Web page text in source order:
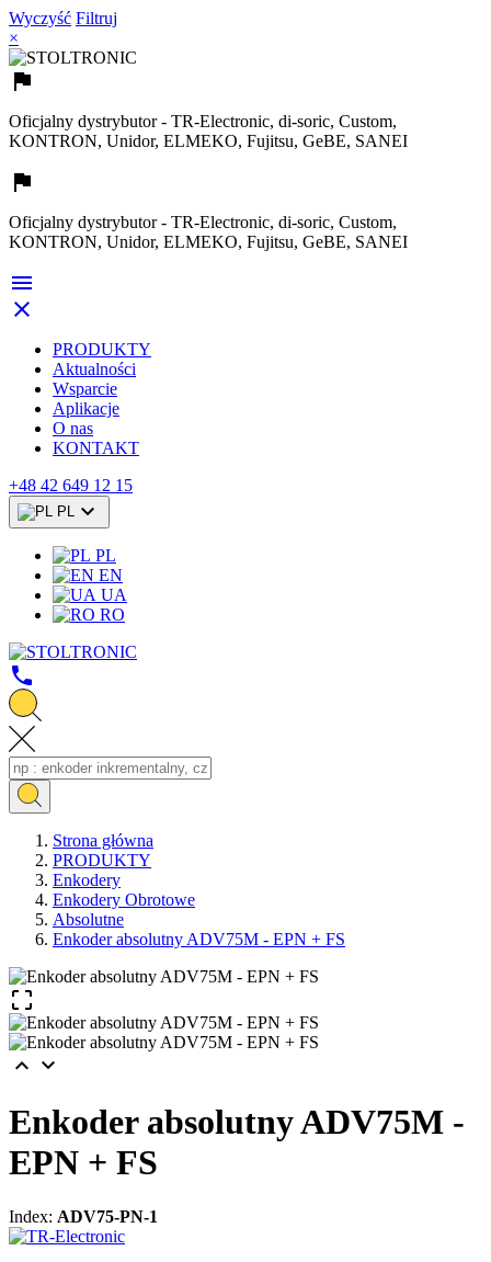
Wyczyść Filtruj
×

Oficjalny dystrybutor - TR-Electronic, di-soric, Custom,
KONTRON, Unidor, ELMEKO, Fujitsu, GeBE, SANEI

Oficjalny dystrybutor - TR-Electronic, di-soric, Custom,
KONTRON, Unidor, ELMEKO, Fujitsu, GeBE, SANEI


PRODUKTY
Aktualności
Wsparcie
Aplikacje
O nas
KONTAKT
+48 42 649 12 15
PL 
PL
EN
UA
RO
call
Strona główna
PRODUKTY
Enkodery
Enkodery Obrotowe
Absolutne
Enkoder absolutny ADV75M - EPN + FS

 
Enkoder absolutny ADV75M -
EPN + FS
Index: ADV75-PN-1